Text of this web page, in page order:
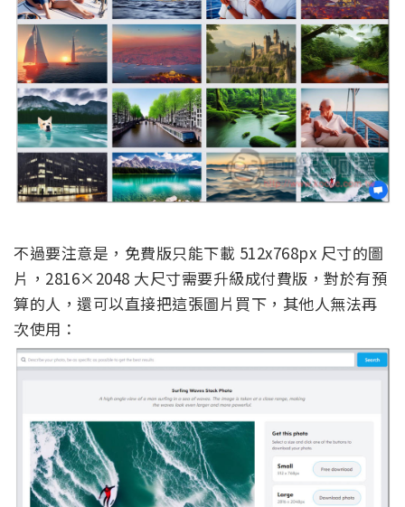
不過要注意是，免費版只能下載 512x768px 尺寸的圖
片，2816×2048 大尺寸需要升級成付費版，對於有預
算的人，還可以直接把這張圖片買下，其他人無法再
次使用：